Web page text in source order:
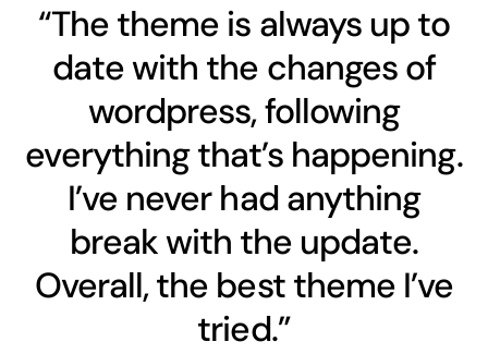
“The theme is always up to
date with the changes of
wordpress, following
everything that’s happening.
I’ve never had anything
break with the update.
Overall, the best theme I’ve
tried.”